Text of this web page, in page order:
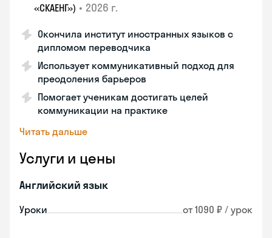
«СКАЕНГ») • 2026 г.
Окончила институт иностранных языков с
дипломом переводчика
Использует коммуникативный подход для
преодоления барьеров
Помогает ученикам достигать целей
коммуникации на практике
Читать дальше
Услуги и цены
Английский язык
Уроки от 1090 ₽ / урок